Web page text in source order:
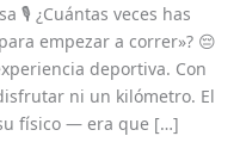
🎙️ ¿Cuántas veces has
empezar a correr»? 😔
deportiva. Con
ni un kilómetro. El
físico — era que […]